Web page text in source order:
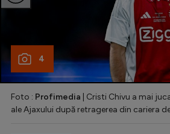
Intră în cont
Creează cont
4
Foto : Profimedia | Cristi Chivu a mai
ale Ajaxului după retragerea din cariera